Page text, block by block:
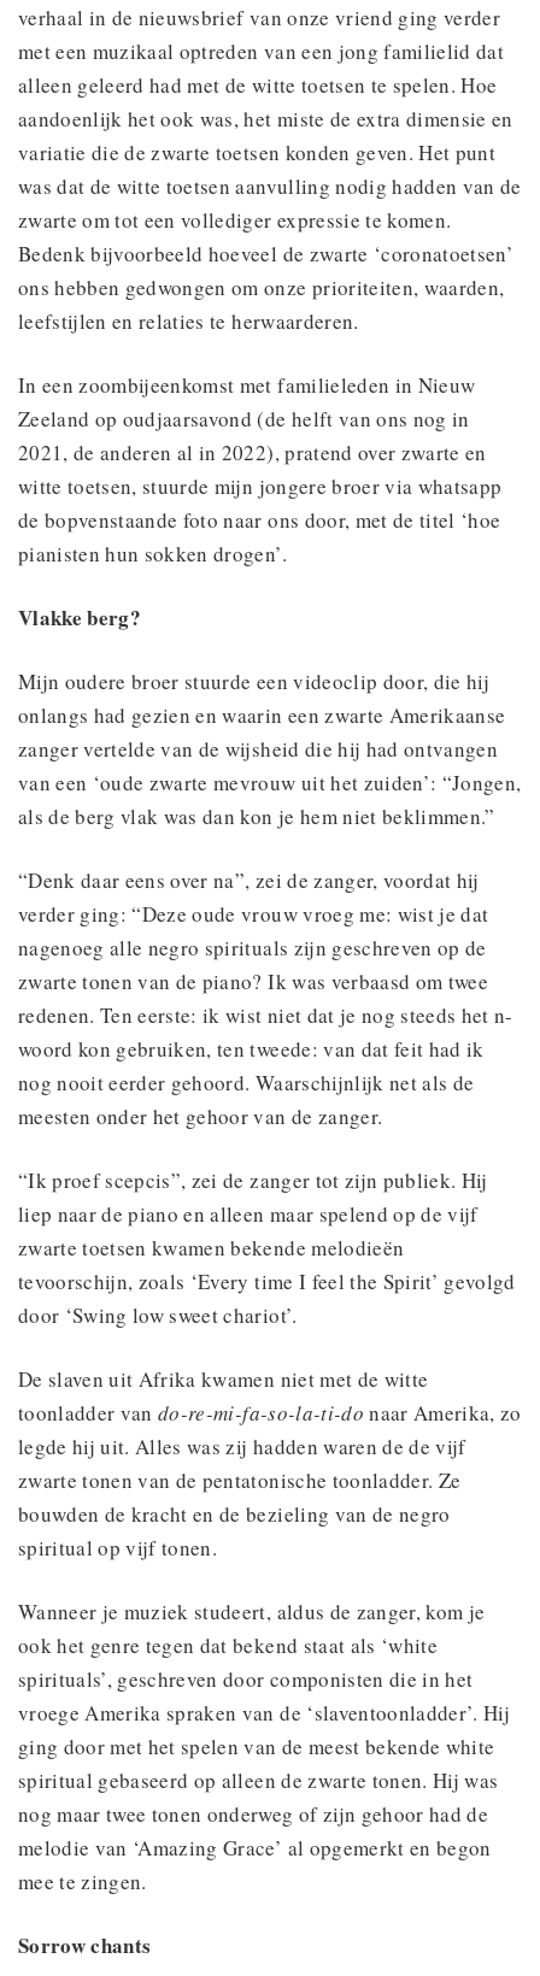
verhaal in de nieuwsbrief van onze vriend ging verder
met een muzikaal optreden van een jong familielid dat
alleen geleerd had met de witte toetsen te spelen. Hoe
aandoenlijk het ook was, het miste de extra dimensie en
variatie die de zwarte toetsen konden geven. Het punt
was dat de witte toetsen aanvulling nodig hadden van de
zwarte om tot een vollediger expressie te komen.
Bedenk bijvoorbeeld hoeveel de zwarte ‘coronatoetsen’
ons hebben gedwongen om onze prioriteiten, waarden,
leefstijlen en relaties te herwaarderen.
In een zoombijeenkomst met familieleden in Nieuw
Zeeland op oudjaarsavond (de helft van ons nog in
2021, de anderen al in 2022), pratend over zwarte en
witte toetsen, stuurde mijn jongere broer via whatsapp
de bopvenstaande foto naar ons door, met de titel ‘hoe
pianisten hun sokken drogen’.
Vlakke berg?
Mijn oudere broer stuurde een videoclip door, die hij
onlangs had gezien en waarin een zwarte Amerikaanse
zanger vertelde van de wijsheid die hij had ontvangen
van een ‘oude zwarte mevrouw uit het zuiden’: “Jongen,
als de berg vlak was dan kon je hem niet beklimmen.”
“Denk daar eens over na”, zei de zanger, voordat hij
verder ging: “Deze oude vrouw vroeg me: wist je dat
nagenoeg alle negro spirituals zijn geschreven op de
zwarte tonen van de piano? Ik was verbaasd om twee
redenen. Ten eerste: ik wist niet dat je nog steeds het n-
woord kon gebruiken, ten tweede: van dat feit had ik
nog nooit eerder gehoord. Waarschijnlijk net als de
meesten onder het gehoor van de zanger.
“Ik proef scepcis”, zei de zanger tot zijn publiek. Hij
liep naar de piano en alleen maar spelend op de vijf
zwarte toetsen kwamen bekende melodieën
tevoorschijn, zoals ‘Every time I feel the Spirit’ gevolgd
door ‘Swing low sweet chariot’.
De slaven uit Afrika kwamen niet met de witte
toonladder vando-re-mi-fa-so-la-ti-do naar Amerika, zo
legde hij uit. Alles was zij hadden waren de de vijf
zwarte tonen van de pentatonische toonladder. Ze
bouwden de kracht en de bezieling van de negro
spiritual op vijf tonen.
Wanneer je muziek studeert, aldus de zanger, kom je
ook het genre tegen dat bekend staat als ‘white
spirituals’, geschreven door componisten die in het
vroege Amerika spraken van de ‘slaventoonladder’. Hij
ging door met het spelen van de meest bekende white
spiritual gebaseerd op alleen de zwarte tonen. Hij was
nog maar twee tonen onderweg of zijn gehoor had de
melodie van ‘Amazing Grace’ al opgemerkt en begon
mee te zingen.
Sorrow chants